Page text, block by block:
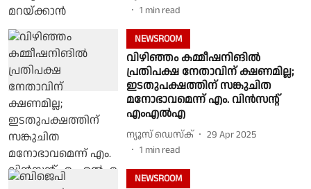
1 min read
NEWSROOM
വിഴിഞ്ഞം കമ്മീഷനിങിൽ
പ്രതിപക്ഷ നേതാവിന് ക്ഷണമില്ല;
ഇടതുപക്ഷത്തിന് സങ്കുചിത
മനോഭാവമെന്ന് എം. വിൻസൻ്റ്
എംഎൽഎ
ന്യൂസ് ഡെസ്ക്
29 Apr 2025
1 min read
NEWSROOM